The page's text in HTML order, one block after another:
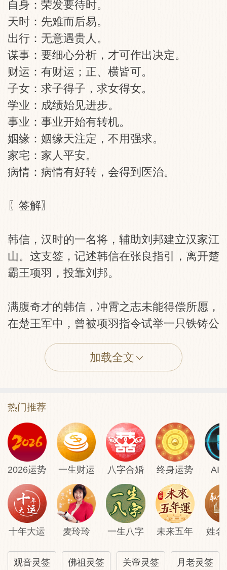
自身：荣发要待时。
天时：先难而后易。
出行：无意遇贵人。
谋事：要细心分析，才可作出决定。
财运：有财运；正、横皆可。
子女：求子得子，求女得女。
学业：成绩始见进步。
事业：事业开始有转机。
姻缘：姻缘天注定，不用强求。
家宅：家人平安。
病情：病情有好转，会得到医治。
〖签解〗
韩信，汉时的一名将，辅助刘邦建立汉家江
山。这支签，记述韩信在张良指引，离开楚
霸王项羽，投靠刘邦。
满腹奇才的韩信，冲霄之志未能得偿所愿，
在楚王军中，曾被项羽指令试举一只铁铸公
鸡而未成功，自尊心受挫。后来，幸得张良
指引，投靠刘邦，终于打败项羽，使他乌江
自刎，吐了一口屈气。
求得此签，今年会有转机，宜好自把握，切
勿自暴自弃。
流年：上半年平淡，下半年有贵人指点，运
转好。
事业：天生我才必有用，平生所学，有机会
在工作中显露才华。
财富：正财运不错，也有偏财运，兼职收入
自身：运未到时，勿灰心丧志，做人要有始
加载全文
热门推荐
2026运势 一生财运 八字合婚 终身运势 AI
十年大运 麦玲玲 一生八字 未来五年 姓名
观音灵签 佛祖灵签 关帝灵签 月老灵签